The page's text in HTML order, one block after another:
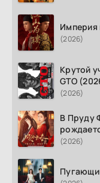
Империя
(2026)
Крутой
GTO
(2026)
В Пруду
(2026)